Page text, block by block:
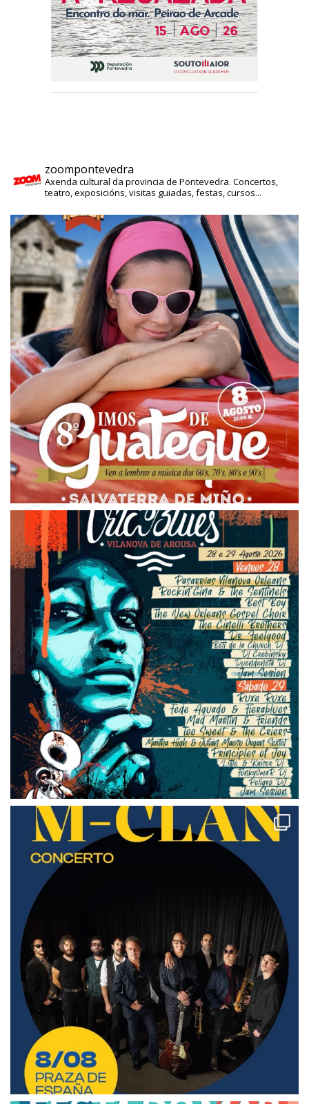
zoompontevedra
Axenda cultural da provincia de Pontevedra. Concertos,
teatro, exposicións, visitas guiadas, festas, cursos...